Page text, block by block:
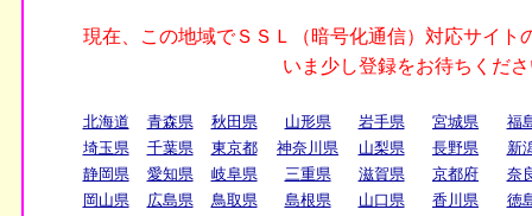
北海道 青森県 秋田県 山形県 岩手県 宮城県
福
埼玉県
千葉県 東京都 神奈川県 山梨県 長野県
新
静岡県
愛知県 岐阜県 三重県 滋賀県 京都府
奈
岡山県
広島県 鳥取県 島根県 山口県 香川県
徳